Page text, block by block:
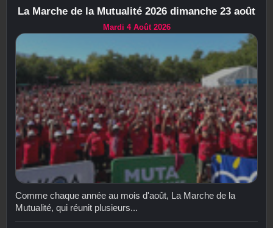
La Marche de la Mutualité 2026 dimanche 23 août
Mardi 4 Août 2026
Comme chaque année au mois d'août, La Marche de la
Mutualité, qui réunit plusieurs...